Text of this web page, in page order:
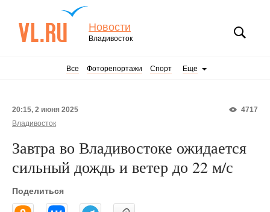
Новости
Владивосток
Все Фоторепортажи Спорт Еще
4717
20:15, 2 июня 2025
Владивосток
Завтра во Владивостоке ожидается
сильный дождь и ветер до 22 м/с
Поделиться